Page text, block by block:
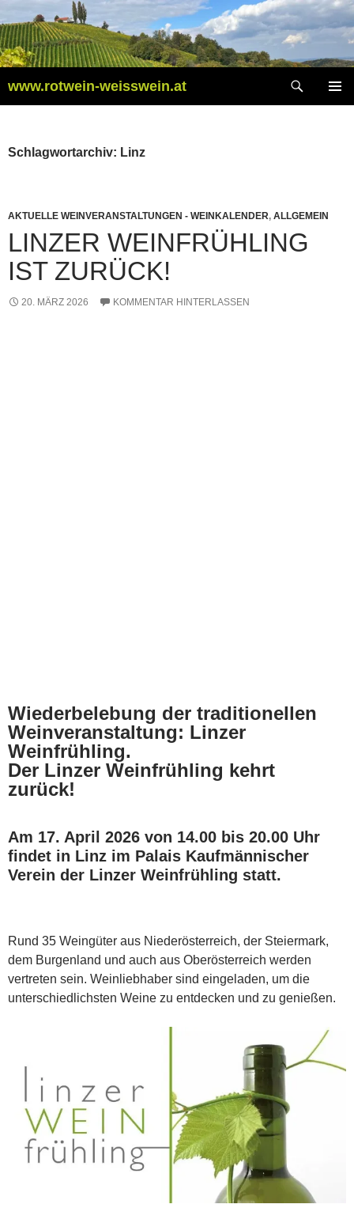
Inhalt
springen
www.rotwein-weisswein.at
Schlagwortarchiv: Linz
AKTUELLE WEINVERANSTALTUNGEN - WEINKALENDER, ALLGEMEIN
LINZER WEINFRÜHLING
IST ZURÜCK!
20. MÄRZ 2026 KOMMENTAR HINTERLASSEN
Wiederbelebung der traditionellen
Weinveranstaltung: Linzer
Weinfrühling.
Der Linzer Weinfrühling kehrt
zurück!
Am 17. April 2026 von 14.00 bis 20.00 Uhr
findet in Linz im Palais Kaufmännischer
Verein der Linzer Weinfrühling statt.
Rund 35 Weingüter aus Niederösterreich, der Steiermark,
dem Burgenland und auch aus Oberösterreich werden
vertreten sein. Weinliebhaber sind eingeladen, um die
unterschiedlichsten Weine zu entdecken und zu genießen.